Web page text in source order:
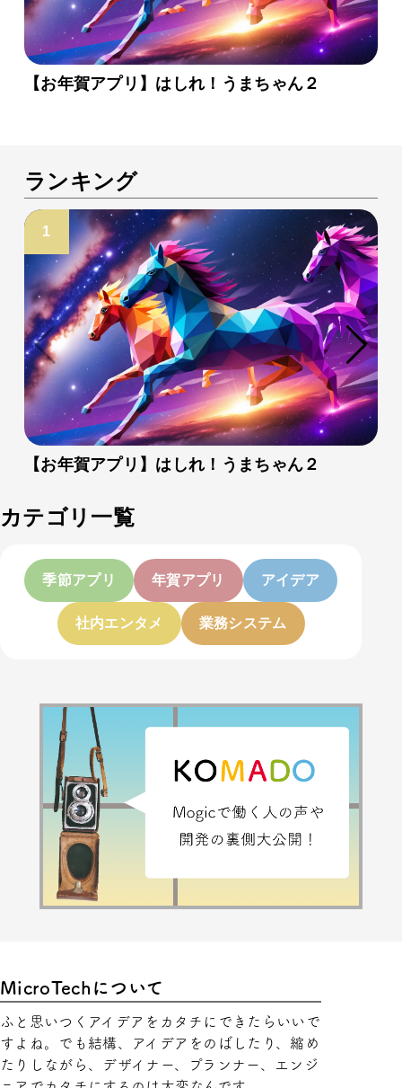
【お年賀アプリ】はしれ！うまちゃん２
ランキング
【お年賀アプリ】はしれ！うまちゃん２
カテゴリ一覧
季節アプリ 年賀アプリ アイデア
社内エンタメ 業務システム
MicroTechについて
ふと思いつくアイデアをカタチにできたらいいで
すよね。でも結構、アイデアをのばしたり、縮め
たりしながら、デザイナー、プランナー、エンジ